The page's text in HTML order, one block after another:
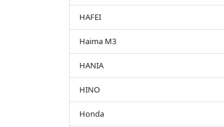
HAFEI
Haima M3
HANIA
HINO
Honda